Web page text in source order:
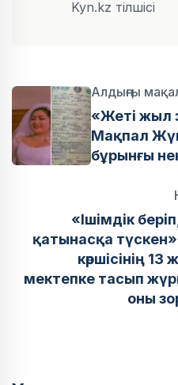
Kyn.kz тілшісі
Алдыңғы
«Жеті жыл
Мақпал
бұрынғы
«Ішімдік
қатынасқа
көршісінің
мектепке тасып
оны